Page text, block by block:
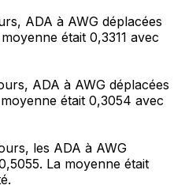
ADA à AWG déplacées
était 0,3311 avec
ADA à AWG déplacées
était 0,3054 avec
les ADA à AWG
La moyenne était